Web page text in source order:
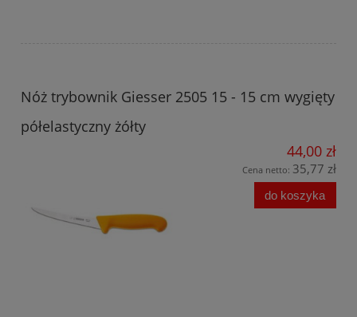
Nóż trybownik Giesser 2505 15 - 15 cm wygięty
półelastyczny żółty
44,00 zł
Cena netto: 35,77 zł
do koszyka